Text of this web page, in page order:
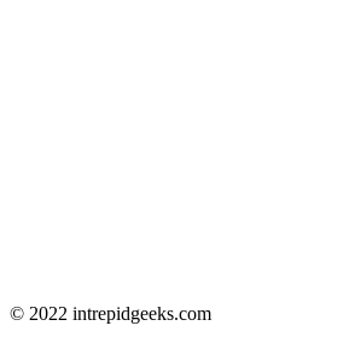
© 2022 intrepidgeeks.com